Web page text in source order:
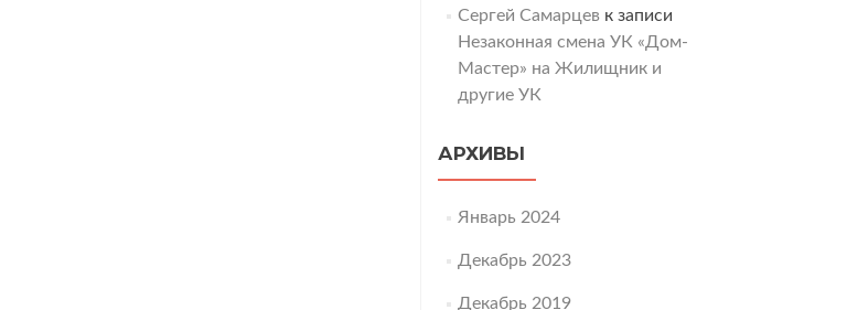
Сергей Самарцевк записи
Незаконная смена УК «Дом-
Мастер» на Жилищник и
другие УК
АРХИВЫ
Январь 2024
Декабрь 2023
Декабрь 2019